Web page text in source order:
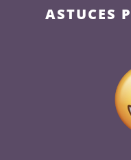
ASTUCES